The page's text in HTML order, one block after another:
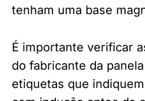
tenham uma base
É importante verificar
do fabricante da
etiquetas que